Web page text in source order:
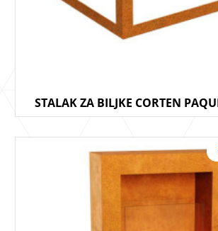
STALAK ZA BILJKE CORTEN